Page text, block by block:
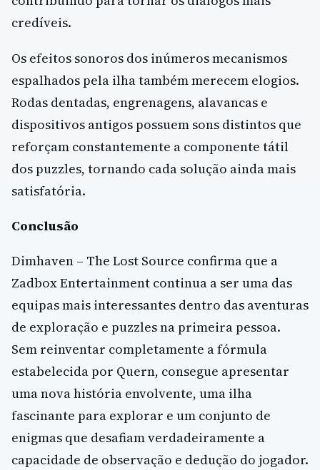
credíveis.
Os efeitos sonoros dos inúmeros mecanismos
espalhados pela ilha também merecem elogios.
Rodas dentadas, engrenagens, alavancas e
dispositivos antigos possuem sons distintos que
reforçam constantemente a componente tátil
dos puzzles, tornando cada solução ainda mais
satisfatória.
Conclusão
Dimhaven – The Lost Source confirma que a
Zadbox Entertainment continua a ser uma das
equipas mais interessantes dentro das aventuras
de exploração e puzzles na primeira pessoa.
Sem reinventar completamente a fórmula
estabelecida por Quern, consegue apresentar
uma nova história envolvente, uma ilha
fascinante para explorar e um conjunto de
enigmas que desafiam verdadeiramente a
capacidade de observação e dedução do jogador.